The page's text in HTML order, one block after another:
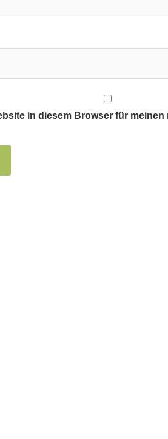
in diesem Browser für